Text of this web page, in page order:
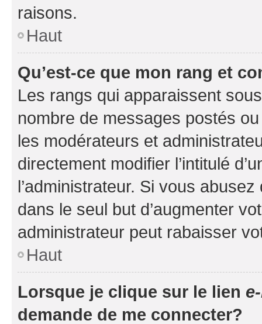
raisons.
Haut
Qu’est-ce que mon rang et
Les rangs qui apparaissent
nombre de messages postés
les modérateurs et
directement modifier l’intitulé
l’administrateur. Si vous
dans le seul but d’augmenter
administrateur peut rabaisser
Haut
Lorsque je clique sur le lien
demande de me connecter?